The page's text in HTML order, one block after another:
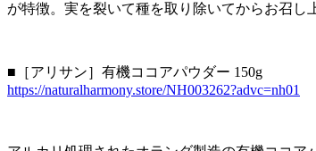
が特徴。実を裂いて種を取り除いてからお召し
■［アリサン］有機ココアパウダー 150g
https://naturalharmony.store/NH003262?advc=nh01